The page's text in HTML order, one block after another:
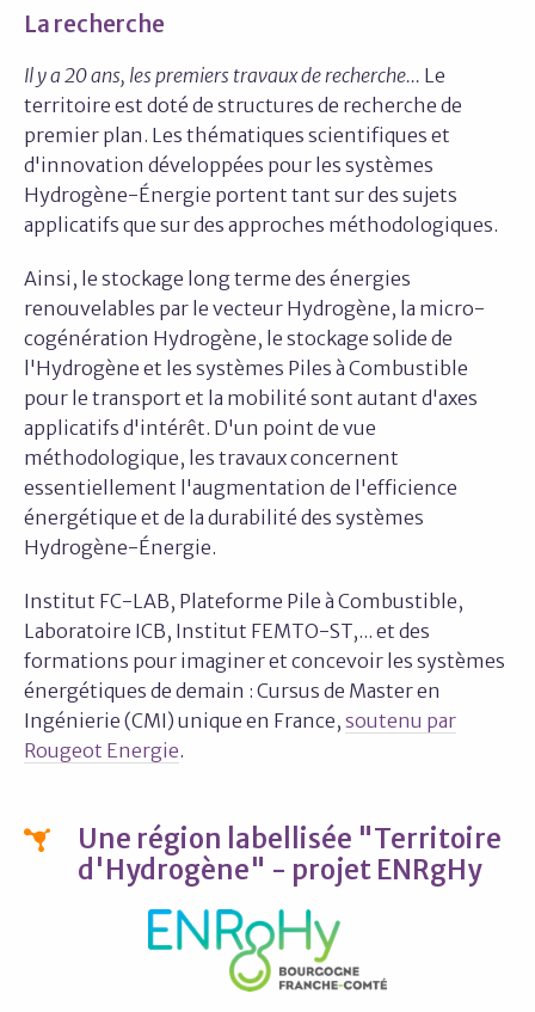
La recherche
Il y a 20 ans, les premiers travaux de recherche... Le
territoire est doté de structures de recherche de
premier plan. Les thématiques scientifiques et
d'innovation développées pour les systèmes
Hydrogène-Énergie portent tant sur des sujets
applicatifs que sur des approches méthodologiques.
Ainsi, le stockage long terme des énergies
renouvelables par le vecteur Hydrogène, la micro-
cogénération Hydrogène, le stockage solide de
l'Hydrogène et les systèmes Piles à Combustible
pour le transport et la mobilité sont autant d'axes
applicatifs d'intérêt. D'un point de vue
méthodologique, les travaux concernent
essentiellement l'augmentation de l'efficience
énergétique et de la durabilité des systèmes
Hydrogène-Énergie.
Institut FC-LAB, Plateforme Pile à Combustible,
Laboratoire ICB, Institut FEMTO-ST,... et des
formations pour imaginer et concevoir les systèmes
énergétiques de demain : Cursus de Master en
Ingénierie (CMI) unique en France, soutenu par
Rougeot Energie.
Une région labellisée "Territoire
d'Hydrogène" - projet ENRgHy